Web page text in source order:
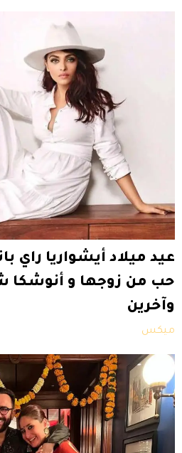
عيد ميلاد أيشواريا راي
حب من زوجها و أنوشكا
وآخرين
ميكس